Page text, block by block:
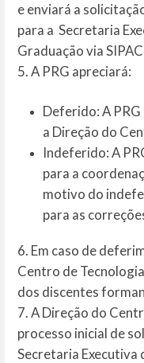
e enviará a
para a Secretaria
Graduação via
5. A PRG apreciará:
Deferido: A
a Direção do
Indeferido: A
para a
motivo do
para as
6. Em caso de
Centro de
dos discentes
7. A Direção do
processo inicial de
Secretaria